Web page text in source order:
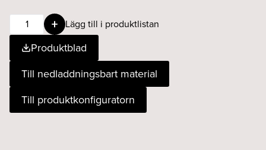
Faktor
D
940
dikt
DALI
Lägg till i produktlistan
Produktblad
Till nedladdningsbart material
Till produktkonfiguratorn